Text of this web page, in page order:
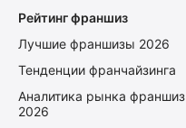
Рейтинг франшиз
Лучшие франшизы 2026
Тенденции франчайзинга
Аналитика рынка франшиз
2026